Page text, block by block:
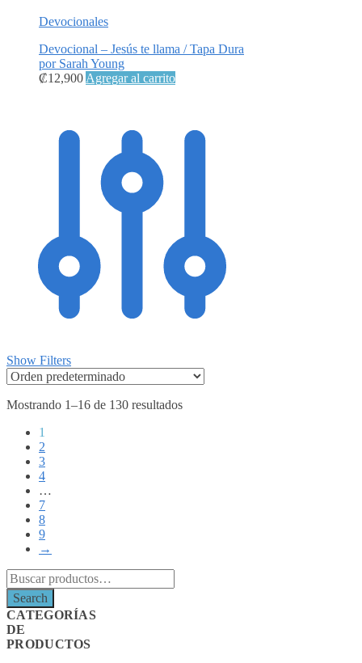
Devocionales
Devocional – Jesús te llama / Tapa Dura
por Sarah Young
₡12,900 Agregar al carrito
Show Filters
Mostrando 1–16 de 130 resultados
1
2
3
4
…
7
8
9
→
Search
for:
Search
CATEGORÍAS
DE
PRODUCTOS